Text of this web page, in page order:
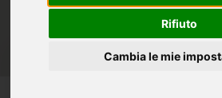
Rifiuto
Cambia le mie